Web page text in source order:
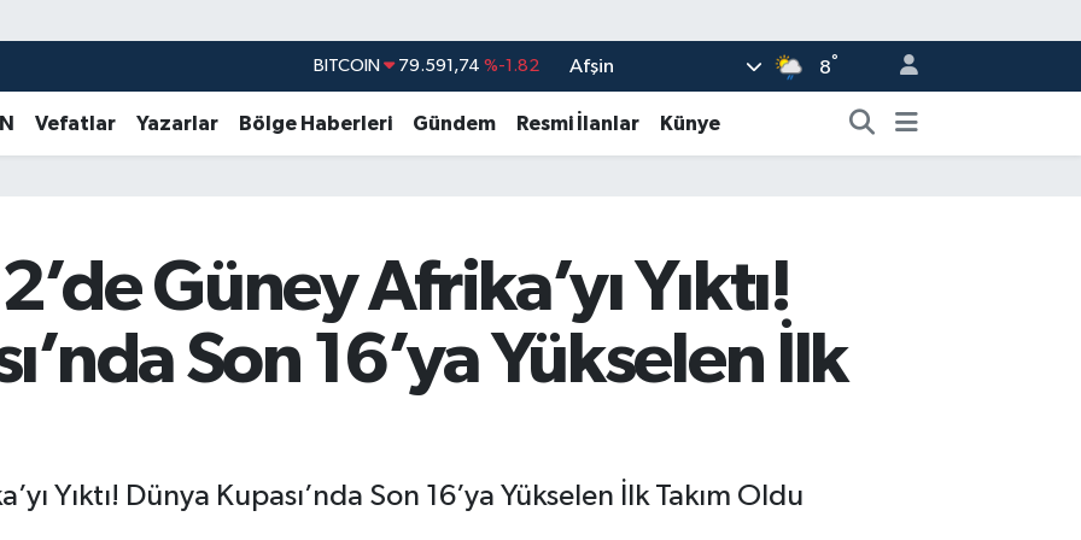
BITCOIN 79.591,74 %-1.82
EURO 53,38690 %0.19
BİST100 14.598,00 %0
Afşin 8°
Vefatlar Yazarlar Bölge Haberleri Gündem Resmi İlanlar Künye
Güney Afrika’yı Yıktı!
Son 16’ya Yükselen İlk
Yıktı! Dünya Kupası’nda Son 16’ya Yükselen İlk Takım Oldu